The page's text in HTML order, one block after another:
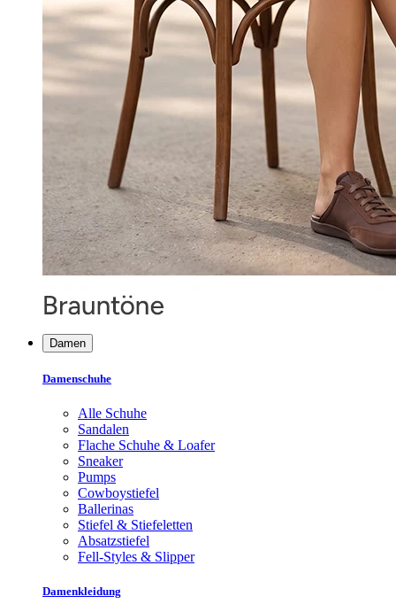
Damen
Damenschuhe
Alle Schuhe
Sandalen
Flache Schuhe & Loafer
Sneaker
Pumps
Cowboystiefel
Ballerinas
Stiefel & Stiefeletten
Absatzstiefel
Fell-Styles & Slipper
Damenkleidung